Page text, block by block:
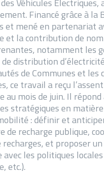
Véhicules
Financé grâce à la
et mené en partenariat
et la contribution de
notamment les
distribution
de Communes et les
ce travail a reçu
au mois de juin. Il répond
stratégiques en matière
: définir et
de recharge publique,
recharges, et proposer
avec les politiques
etc.).